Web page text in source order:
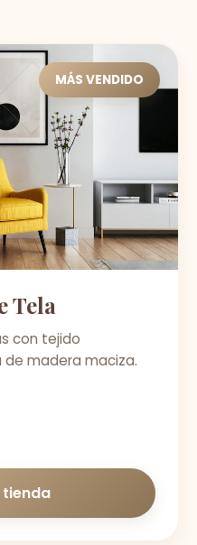
MÁS VENDIDO
Tela
con tejido
madera maciza.
tienda